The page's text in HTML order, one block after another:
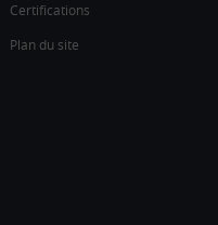
Certifications
Plan du site